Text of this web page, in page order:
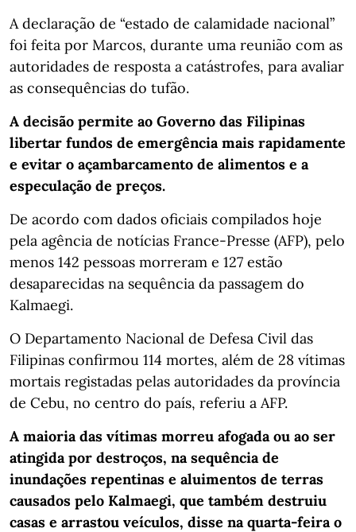
A declaração de “estado de calamidade nacional”
foi feita por Marcos, durante uma reunião com as
autoridades de resposta a catástrofes, para avaliar
as consequências do tufão.
A decisão permite ao Governo das Filipinas
libertar fundos de emergência mais rapidamente
e evitar o açambarcamento de alimentos e a
especulação de preços.
De acordo com dados oficiais compilados hoje
pela agência de notícias France-Presse (AFP), pelo
menos 142 pessoas morreram e 127 estão
desaparecidas na sequência da passagem do
Kalmaegi.
O Departamento Nacional de Defesa Civil das
Filipinas confirmou 114 mortes, além de 28 vítimas
mortais registadas pelas autoridades da província
de Cebu, no centro do país, referiu a AFP.
A maioria das vítimas morreu afogada ou ao ser
atingida por destroços, na sequência de
inundações repentinas e aluimentos de terras
causados pelo Kalmaegi, que também destruiu
casas e arrastou veículos, disse na quarta-feira o